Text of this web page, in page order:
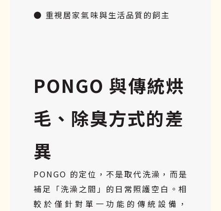
● 重視居家氣味與生活品質的飼主
PONGO 與傳統烘
毛、除臭方式的差
異
PONGO 的定位，不是取代洗澡，而是
補足「洗澡之間」的日常照護空白。相
較於僅針對單一功能的傳統設備，